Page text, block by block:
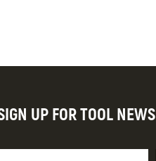
UP FOR TOOL NEWS